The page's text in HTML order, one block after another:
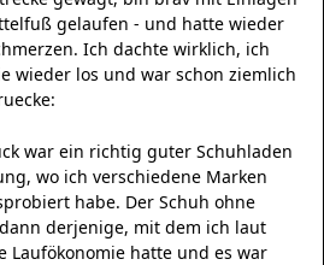
gelaufen - und hatte wieder
Ich dachte wirklich, ich
wieder los und war schon ziemlich
war ein richtig guter Schuhladen
wo ich verschiedene Marken
habe. Der Schuh ohne
derjenige, mit dem ich laut
Laufökonomie hatte und es war